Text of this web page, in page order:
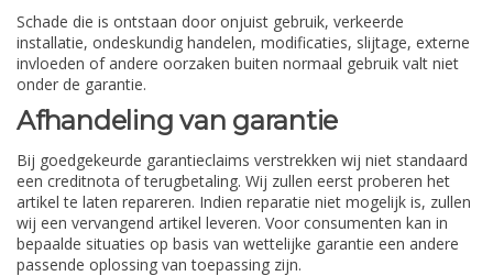
Schade die is ontstaan door onjuist gebruik, verkeerde
installatie, ondeskundig handelen, modificaties, slijtage, externe
invloeden of andere oorzaken buiten normaal gebruik valt niet
onder de garantie.
Afhandeling van garantie
Bij goedgekeurde garantieclaims verstrekken wij niet standaard
een creditnota of terugbetaling. Wij zullen eerst proberen het
artikel te laten repareren. Indien reparatie niet mogelijk is, zullen
wij een vervangend artikel leveren. Voor consumenten kan in
bepaalde situaties op basis van wettelijke garantie een andere
passende oplossing van toepassing zijn.